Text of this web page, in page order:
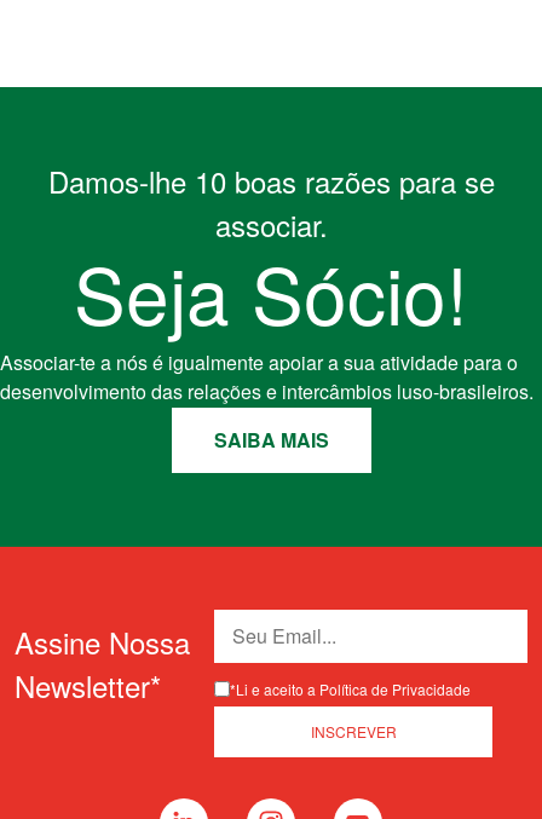
Damos-lhe 10 boas razões para se
associar.
Seja Sócio!
Associar-te a nós é igualmente apoiar a sua atividade para o
desenvolvimento das relações e intercâmbios luso-brasileiros.
SAIBA MAIS
Assine Nossa
Newsletter*
*Li e aceito a Política de Privacidade